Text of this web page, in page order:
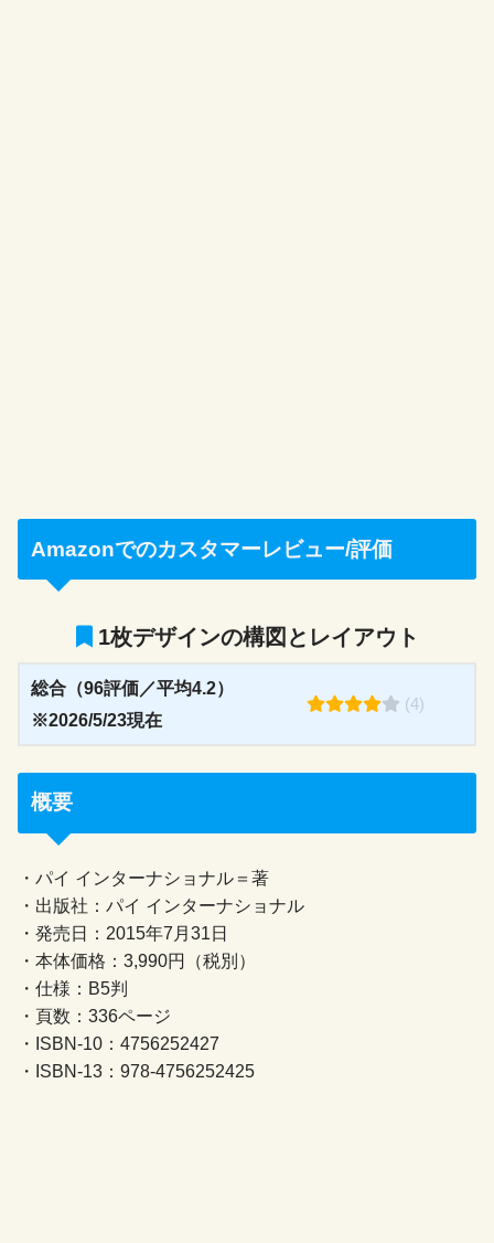
Amazonでのカスタマーレビュー/評価
1枚デザインの構図とレイアウト
総合（96評価／平均4.2）
※2026/5/23現在
(4)
概要
・パイ インターナショナル＝著
・出版社：パイ インターナショナル
・発売日：2015年7月31日
・本体価格：3,990円（税別）
・仕様：B5判
・頁数：336ページ
・ISBN-10：4756252427
・ISBN-13：978-4756252425